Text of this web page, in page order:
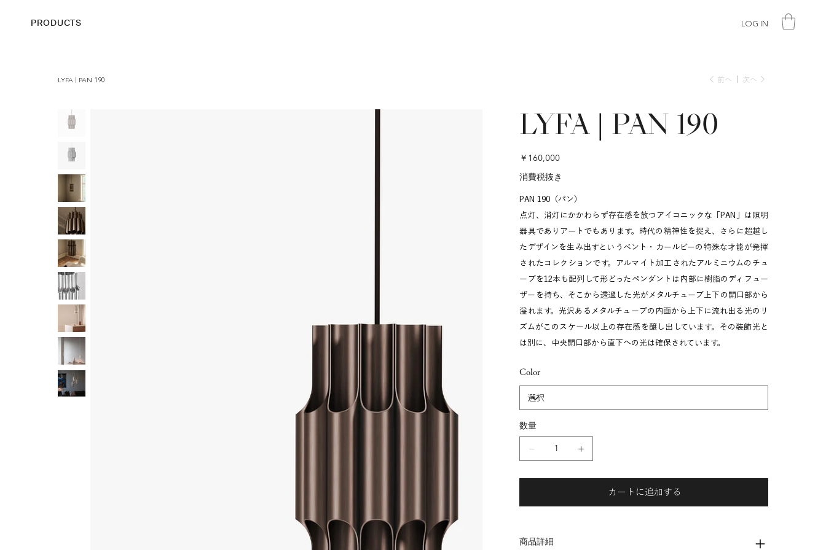
PRODUCTS LOG IN
LYFA | PAN 190 前へ 次へ
LYFA | PAN 190
価
￥160,000
消費税抜き
PAN 190（パン）
点灯、消灯にかかわらず存在感を放つアイコニックな「PAN」は照明
器具でありアートでもあります。時代の精神性を捉え、さらに超越し
たデザインを生み出すというベント・カールビーの特殊な才能が発揮
されたコレクションです。アルマイト加工されたアルミニウムのチュ
ーブを12本も配列して形どったペンダントは内部に樹脂のディフュー
ザーを持ち、そこから透過した光がメタルチューブ上下の開口部から
溢れます。光沢あるメタルチューブの内面から上下に流れ出る光のリ
ズムがこのスケール以上の存在感を醸し出しています。その装飾光と
は別に、中央開口部から直下への光は確保されています。
Color
数量
カートに追加する
商品詳細